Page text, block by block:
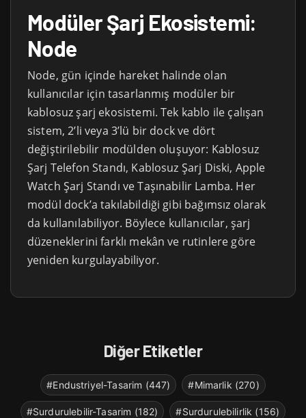
Modüler Şarj Ekosistemi:
Node
Node, gün içinde hareket halinde olan
kullanıcılar için tasarlanmış modüler bir
kablosuz şarj ekosistemi. Tek kablo ile çalışan
sistem, 2’li veya 3’lü bir dock ve dört
değiştirilebilir modülden oluşuyor: Kablosuz
Şarj Telefon Standı, Kablosuz Şarj Diski, Apple
Watch Şarj Standı ve Taşınabilir Lamba. Her
modül dock’a takılabildiği gibi bağımsız olarak
da kullanılabiliyor. Böylece kullanıcılar, şarj
düzeneklerini farklı mekân ve rutinlere göre
yeniden kurgulayabiliyor.
Diğer Etiketler
#Endustriyel-Tasarim (447) #Mimarlik (270)
#Surdurulebilir-Tasarim (182) #Surdurulebilirlik (156)